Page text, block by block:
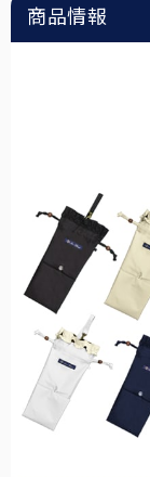
折りたたみ日傘に
ショートの次に大
お顔周りにしっか
手から二の腕まで
普段着の下に着る
目からの紫外線も
日傘メーカーの経